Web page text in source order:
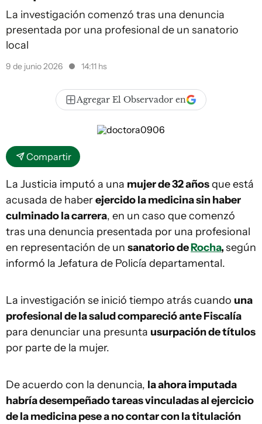
La investigación comenzó tras una denuncia
presentada por una profesional de un sanatorio
local
9 de junio 2026 14:11 hs
Agregar El Observador en
Compartir
La Justicia imputó a una mujer de 32 añosque está
acusada de haberejercido la medicina sin haber
culminado la carrera, en un caso que comenzó
tras una denuncia presentada por una profesional
en representación de un sanatorio deRocha,según
informó la Jefatura de Policía departamental.
La investigación se inició tiempo atrás cuando una
profesional de la salud compareció ante Fiscalía
para denunciar una presunta usurpación de títulos
por parte de la mujer.
De acuerdo con la denuncia, la ahora imputada
habría desempeñado tareas vinculadas al ejercicio
de la medicina pese a no contar con la titulación